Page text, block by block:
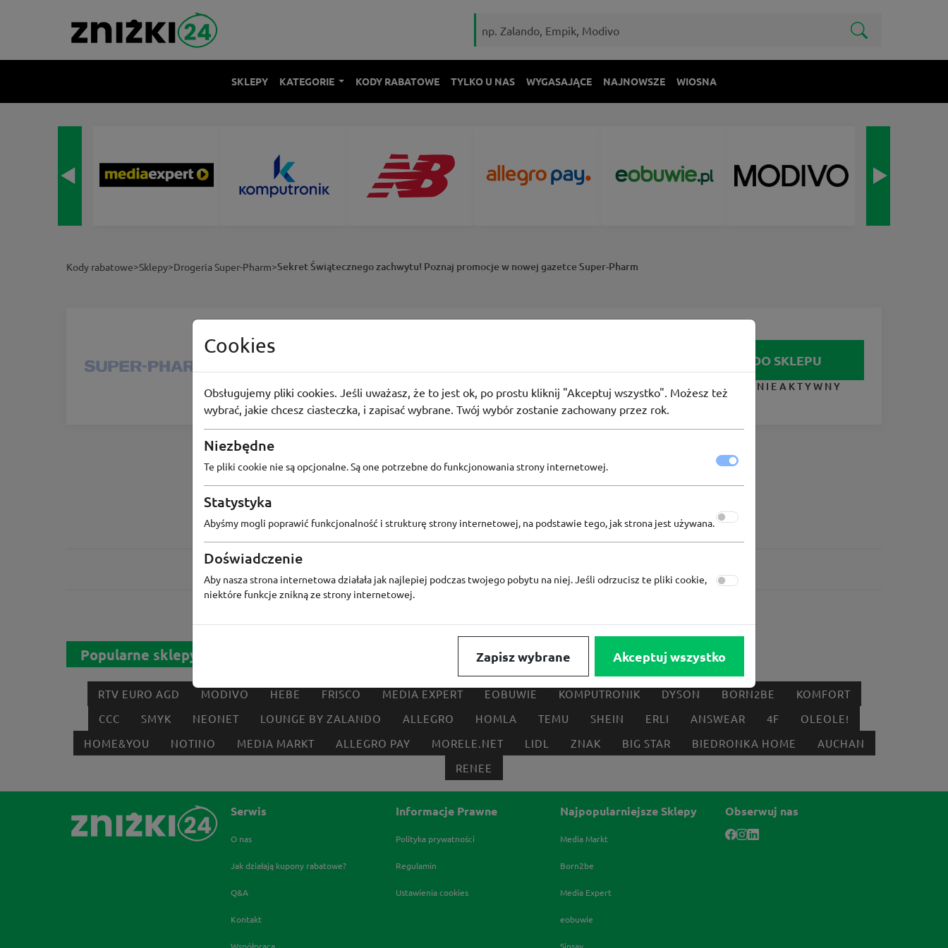
SKLEPY KATEGORIE KODY RABATOWE TYLKO U NAS WYGASAJĄCE NAJNOWSZE WIOSNA
Kody rabatowe>Sklepy>Drogeria Super-Pharm>Sekret Świątecznego zachwytu! Poznaj promocje w nowej gazetce Super-Pharm
Drogeria Super-Pharm
84osoby użyły PROMO
IDŹ DO SKLEPU
KUPON NIEAKTYWNY
Zobacz inne
Popularne sklepy
RTV EURO AGD MODIVO HEBE FRISCO MEDIA EXPERT EOBUWIE KOMPUTRONIK DYSON BORN2BE
KOMFORT
CCC
SMYK NEONET LOUNGE BY ZALANDO ALLEGRO HOMLA TEMU SHEIN ERLI ANSWEAR 4F
OLEOLE!
HOME&YOU
NOTINO MEDIA MARKT ALLEGRO PAY MORELE.NET LIDL ZNAK BIG STAR BIEDRONKA HOME
AUCHAN
RENEE
Serwis
O nas
Jak działają kupony rabatowe?
Q&A
Kontakt
Informacje Prawne
Polityka prywatności
Regulamin
Ustawienia cookies
Najpopularniejsze Sklepy
Media Markt
Born2be
Media Expert
eobuwie
Obserwuj nas
Cookies
Obsługujemy pliki cookies. Jeśli uważasz, że to jest ok, po prostu kliknij "Akceptuj wszystko". Możesz też
wybrać, jakie chcesz ciasteczka, i zapisać wybrane. Twój wybór zostanie zachowany przez rok.
Niezbędne
Te pliki cookie nie są opcjonalne. Są one potrzebne do funkcjonowania strony internetowej.
Statystyka
Abyśmy mogli poprawić funkcjonalność i strukturę strony internetowej, na podstawie tego, jak strona jest używana.
Doświadczenie
Aby nasza strona internetowa działała jak najlepiej podczas twojego pobytu na niej. Jeśli odrzucisz te pliki cookie,
niektóre funkcje znikną ze strony internetowej.
Zapisz wybrane Akceptuj wszystko